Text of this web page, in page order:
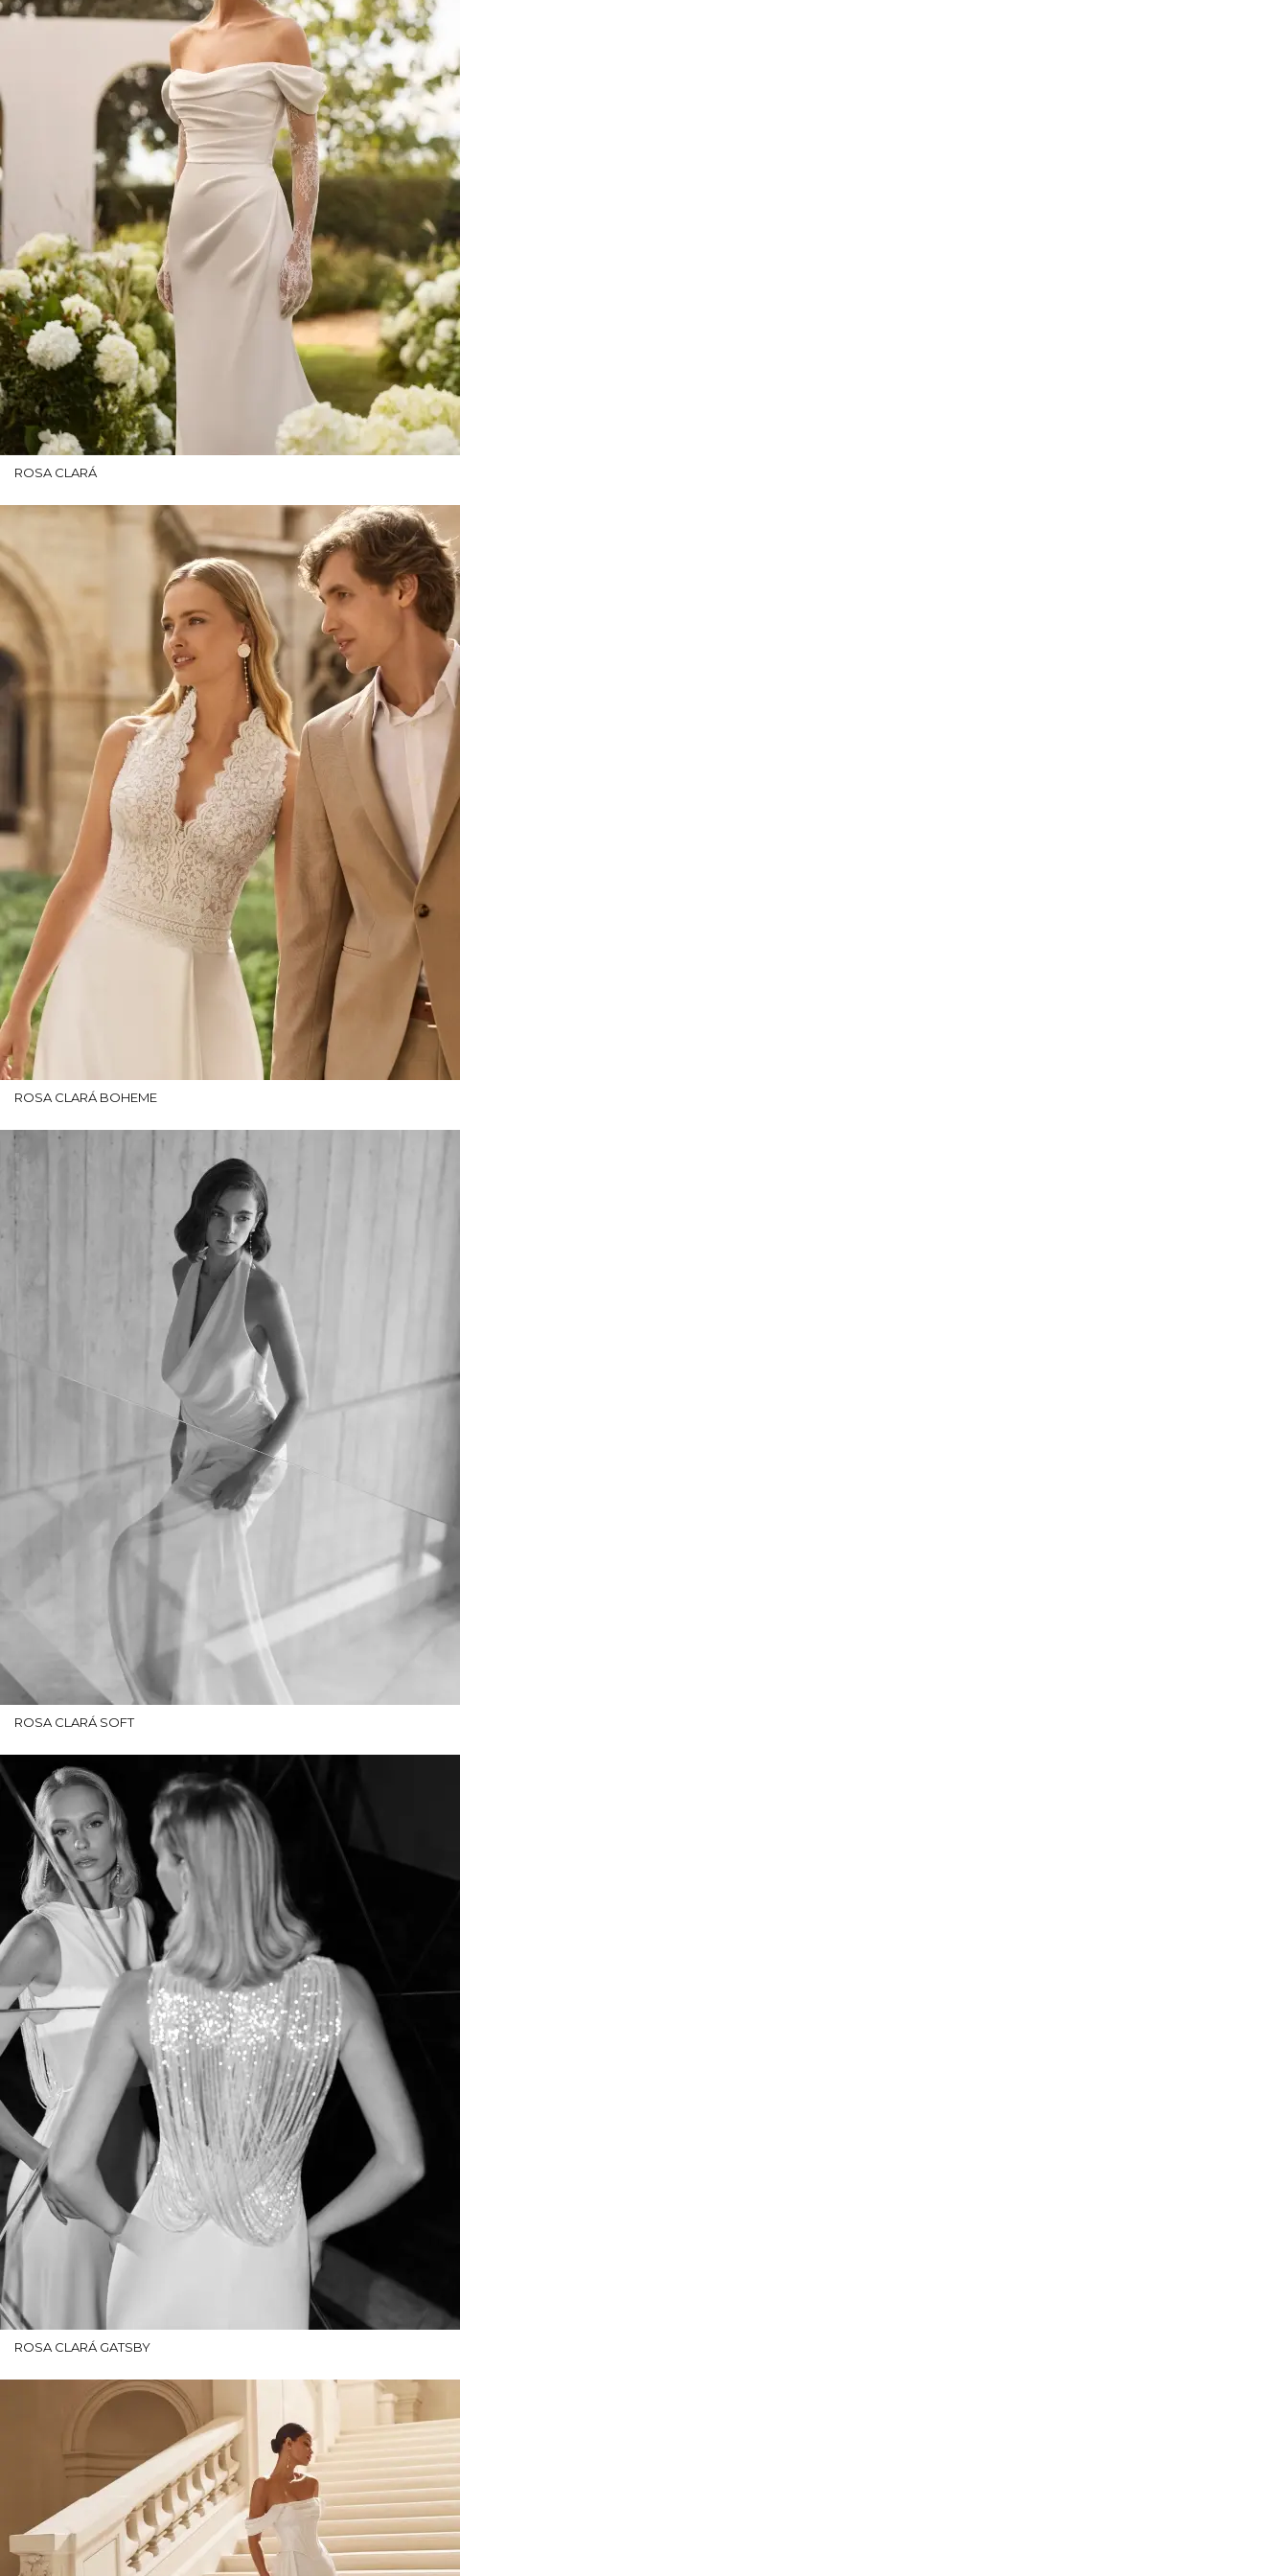
ROSA CLARÁ
ROSA CLARÁ BOHEME
ROSA CLARÁ SOFT
ROSA CLARÁ GATSBY